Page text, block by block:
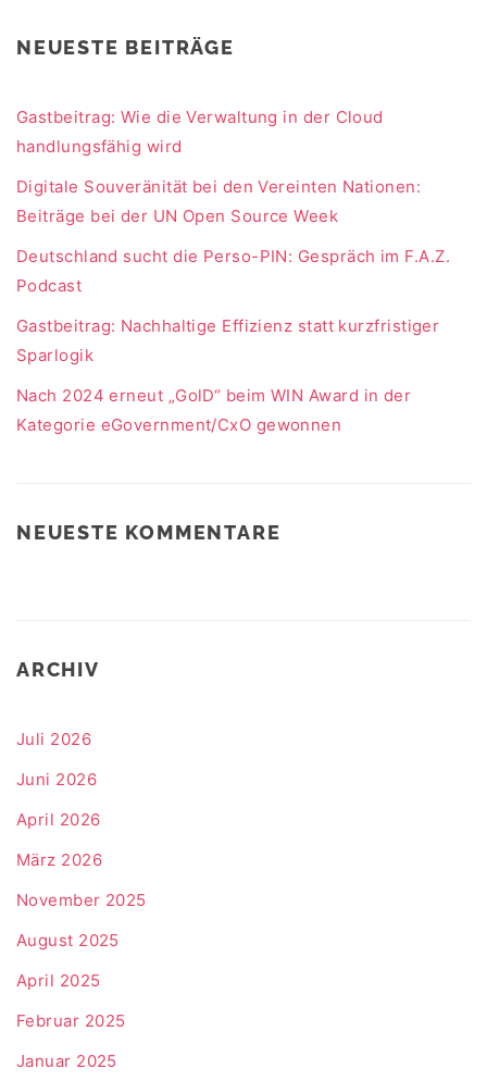
NEUESTE BEITRÄGE
Gastbeitrag: Wie die Verwaltung in der Cloud
handlungsfähig wird
Digitale Souveränität bei den Vereinten Nationen:
Beiträge bei der UN Open Source Week
Deutschland sucht die Perso-PIN: Gespräch im F.A.Z.
Podcast
Gastbeitrag: Nachhaltige Effizienz statt kurzfristiger
Sparlogik
Nach 2024 erneut „GolD“ beim WIN Award in der
Kategorie eGovernment/CxO gewonnen
NEUESTE KOMMENTARE
ARCHIV
Juli 2026
Juni 2026
April 2026
März 2026
November 2025
August 2025
April 2025
Februar 2025
Januar 2025